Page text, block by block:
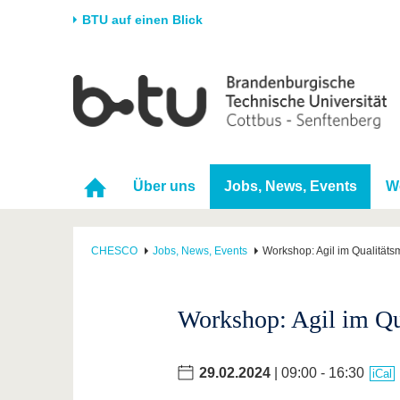
BTU auf einen Blick
Universität
Karriere & Engagement
Forschung
Forschungsprofil
Förderung Im
Über uns Jobs, News, Events
CHESCO Jobs, News, Events Workshop: Agil im
Workshop: Agil im
29.02.2024| 09:00 - 16:30 iCal